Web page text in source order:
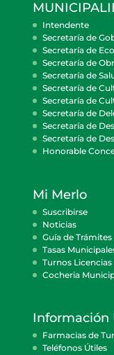
Intendente
Secretaría de
Secretaría de
Secretaría de
Secretaría de
Secretaría de
Secretaría de
Secretaría de
Secretaría de
Secretaría de
Honorable
Mi Merlo
Suscribirse
Noticias
Guía de Trámites
Tasas
Turnos
Cocheria
Información
Farmacias de
Teléfonos Útiles